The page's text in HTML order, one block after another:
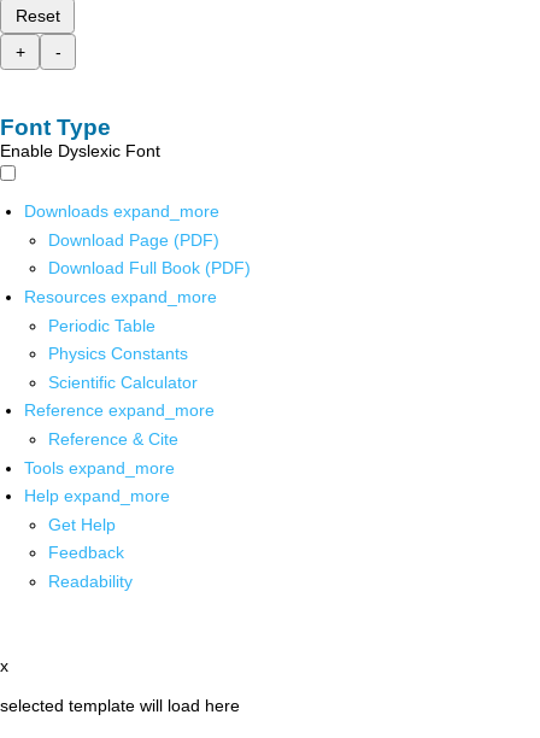
Reset
+
-
Font Type
Enable Dyslexic Font
Downloads expand_more
Download Page (PDF)
Download Full Book (PDF)
Resources expand_more
Periodic Table
Physics Constants
Scientific Calculator
Reference expand_more
Reference & Cite
Tools expand_more
Help expand_more
Get Help
Feedback
Readability
x
selected template will load here